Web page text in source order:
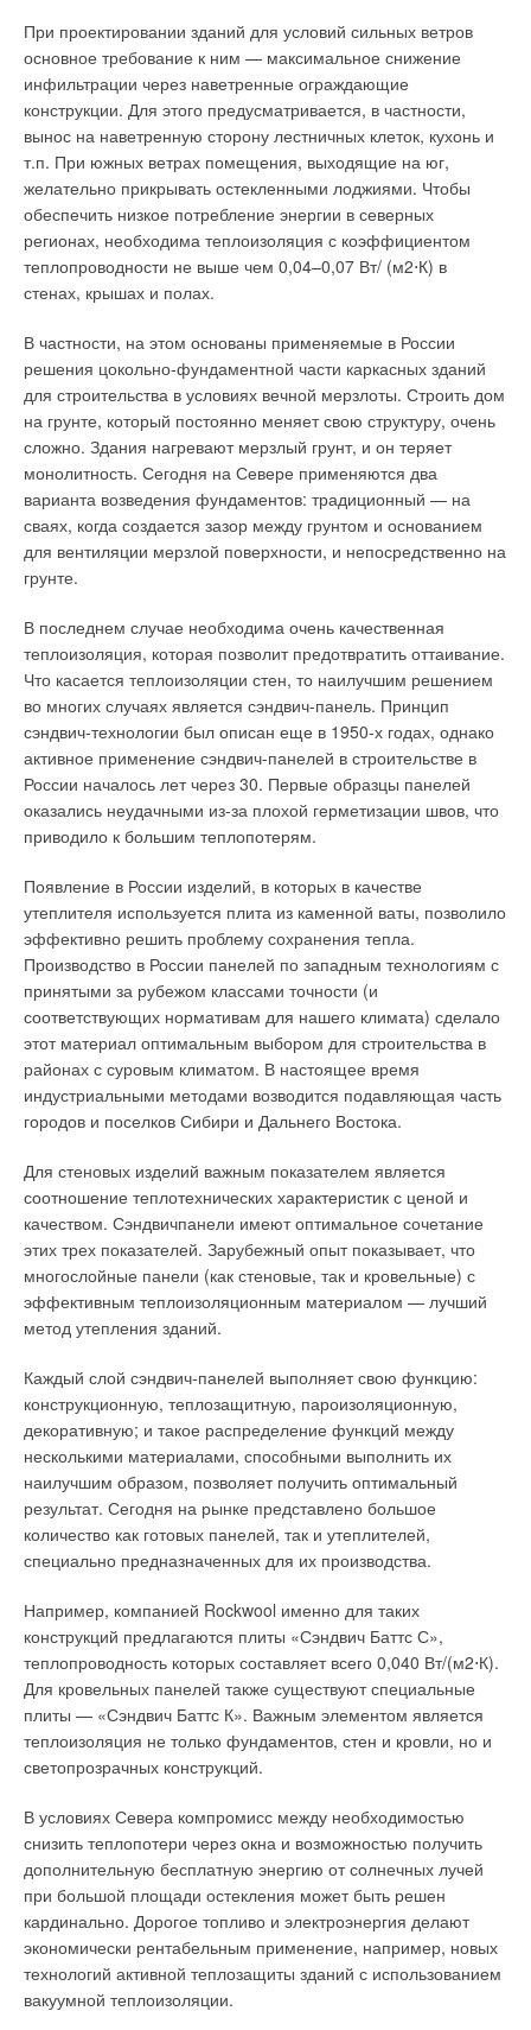
При проектировании зданий для условий сильных ветров
основное требование к ним — максимальное снижение
инфильтрации через наветренные ограждающие
конструкции. Для этого предусматривается, в частности,
вынос на наветренную сторону лестничных клеток, кухонь и
т.п. При южных ветрах помещения, выходящие на юг,
желательно прикрывать остекленными лоджиями. Чтобы
обеспечить низкое потребление энергии в северных
регионах, необходима теплоизоляция с коэффициентом
теплопроводности не выше чем 0,04–0,07 Вт/ (м2⋅К) в
стенах, крышах и полах.
В частности, на этом основаны применяемые в России
решения цокольно-фундаментной части каркасных зданий
для строительства в условиях вечной мерзлоты. Строить дом
на грунте, который постоянно меняет свою структуру, очень
сложно. Здания нагревают мерзлый грунт, и он теряет
монолитность. Сегодня на Севере применяются два
варианта возведения фундаментов: традиционный — на
сваях, когда создается зазор между грунтом и основанием
для вентиляции мерзлой поверхности, и непосредственно на
грунте.
В последнем случае необходима очень качественная
теплоизоляция, которая позволит предотвратить оттаивание.
Что касается теплоизоляции стен, то наилучшим решением
во многих случаях является сэндвич-панель. Принцип
сэндвич-технологии был описан еще в 1950-х годах, однако
активное применение сэндвич-панелей в строительстве в
России началось лет через 30. Первые образцы панелей
оказались неудачными из-за плохой герметизации швов, что
приводило к большим теплопотерям.
Появление в России изделий, в которых в качестве
утеплителя используется плита из каменной ваты, позволило
эффективно решить проблему сохранения тепла.
Производство в России панелей по западным технологиям с
принятыми за рубежом классами точности (и
соответствующих нормативам для нашего климата) сделало
этот материал оптимальным выбором для строительства в
районах с суровым климатом. В настоящее время
индустриальными методами возводится подавляющая часть
городов и поселков Сибири и Дальнего Востока.
Для стеновых изделий важным показателем является
соотношение теплотехнических характеристик с ценой и
качеством. Сэндвичпанели имеют оптимальное сочетание
этих трех показателей. Зарубежный опыт показывает, что
многослойные панели (как стеновые, так и кровельные) с
эффективным теплоизоляционным материалом — лучший
метод утепления зданий.
Каждый слой сэндвич-панелей выполняет свою функцию:
конструкционную, теплозащитную, пароизоляционную,
декоративную; и такое распределение функций между
несколькими материалами, способными выполнить их
наилучшим образом, позволяет получить оптимальный
результат. Сегодня на рынке представлено большое
количество как готовых панелей, так и утеплителей,
специально предназначенных для их производства.
Например, компанией Rockwool именно для таких
конструкций предлагаются плиты «Сэндвич Баттс С»,
теплопроводность которых составляет всего 0,040 Вт/(м2⋅К).
Для кровельных панелей также существуют специальные
плиты — «Сэндвич Баттс К». Важным элементом является
теплоизоляция не только фундаментов, стен и кровли, но и
светопрозрачных конструкций.
В условиях Севера компромисс между необходимостью
снизить теплопотери через окна и возможностью получить
дополнительную бесплатную энергию от солнечных лучей
при большой площади остекления может быть решен
кардинально. Дорогое топливо и электроэнергия делают
экономически рентабельным применение, например, новых
технологий активной теплозащиты зданий с использованием
вакуумной теплоизоляции.
сроки технического обслуживания).
Представляют интерес микротурбинные установки (МТУ),
производимые американской компанией Elliott Energy
Systems (EES) двух моделей: TA-100 RCHP — установка для
комбинированного производства электрической и тепловой
энергии (когенератор) с электрической мощностью 100 кВт и
тепловой до 172 кВт; TA-100 R — установка для
производства электроэнергии (электростанция), которые
могут использоваться в качестве источников
энергоснабжения объекта (например, элитного жилого
МТУ производства компании EES могут объединяться в
отдельные группы (до 20-ти установок в каждой при
параллельной работе в автономном режиме). В состав
установки модели TA-100 RCHP входят: турбогенератор (как
агрегат, в котором объединены в единое целое
турбокомпрессор с высокоскоростным электрогенератором),
камера сгорания, рекуператор, система утилизации теплоты
с котлом-утилизатором (КУ), другие системы и устройства.
классическом варианте схемы) состоят из двух блоков:
газотурбинной (ГТУ) и паросиловой (ПС) установок. В
первом, газотурбинном, цикле КПД редко превышает 38 %.
Отработавшие в ГТУ, но все еще сохраняющие высокую
температуру продукты сгорания поступают в т.н. «котел-
утилизатор». Там они нагревают пар до температуры 500 °C
и давления 8 МПа, достаточных для работы паровой
турбины.
% энергии сгоревшего топлива. В сумме электрический КПД
всей установки оказывается около 58 %. Существуют и
некоторые другие типы комбинированных парогазовых
установок. При максимальном производстве электроэнергии
когенерация играет подчиненную роль и обеспечивается за
счет отвода части теплоты из паровой турбины. Для
обеспечения надежного энергоснабжения электростанция
должна иметь достаточную маневренность при сохранении
высоких технико-экономических показателей.
показатели по скорости пусков-остановок и наборасброса,
чем паротурбинные энергоблоки, однако они имеют гораздо
худшие технико-экономические показатели на режимах
работы с частичными нагрузками. Кроме того, мощностные
характеристики ГТУ значительно больше зависят от
окружающих условий. Например, для разработанной ГНПП
«Мотор» ГТУ 10/95 при понижении мощности на валу
только электроэнергии падает от 28,8 до 22,2.
Поэтому как базисный режим работы ГТУ следует
рассматривать его номинальную нагрузку. Есть ряд способов
сочетания повышенных маневренных характеристик с
высокими технико-экономическими показателями [3]:
охлаждение воздуха на входе в компрессор; промежуточное
охлаждение воздуха в компрессоре; увеличение глубины
теплоты; регулирование отбора пара в паровой турбине для
нужд теплофикации; подогрев воздуха перед компрессором
ГТУ в теплообменнике продуктами сгорания; отключение
регенерации.
В материале [3] рассмотрена схема маневренной
парогазовой установки (в составе газотурбинной части и
большинство из приведенных выше методов повышения
маневренности и эффективности энергоустановок. Данная
схема работы энергоблока на базе ГТУ может обеспечить
широкий диапазон изменения мощности. При работе
установки газотурбинная часть энергоблока и паровая
турбина в режиме с полностью включенным отбором
обеспечивает покрытие базовой части графика
электрической нагрузки.